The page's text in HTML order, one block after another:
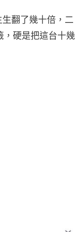
翻了幾十倍，二
，硬是把這台十幾